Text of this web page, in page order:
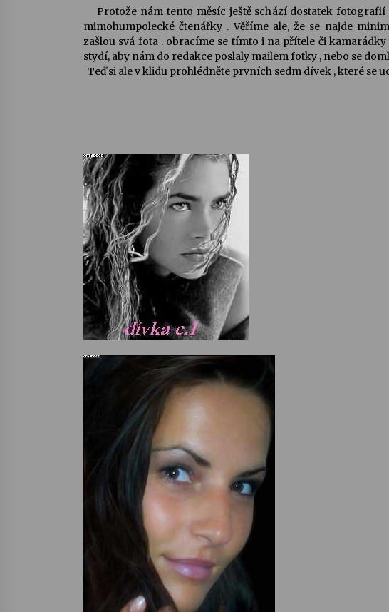
Protože nám tento měsíc ještě schází dostatek
mimohumpolecké čtenářky . Věříme ale, že se najde
zašlou svá fota . obracíme se tímto i na přítele či
stydí, aby nám do redakce poslaly mailem fotky , nebo se
Teď si ale v klidu prohlédněte prvních sedm dívek , které se